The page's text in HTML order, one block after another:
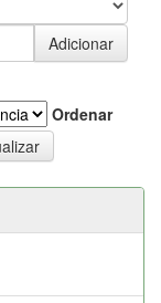
Ordenar